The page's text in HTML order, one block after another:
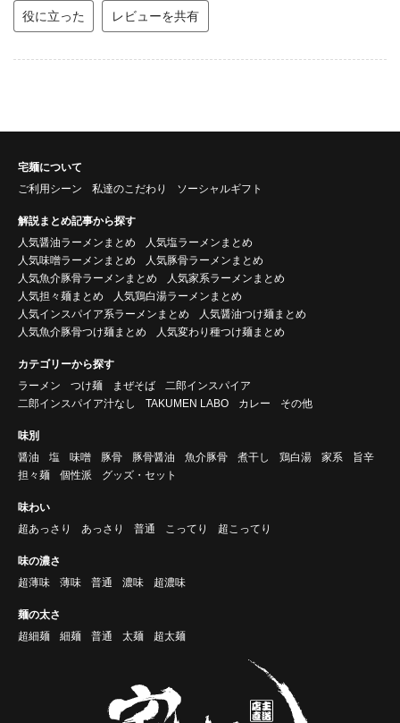
役に立った レビューを共有
宅麺について
ご利用シーン
私達のこだわり ソーシャルギフト
解説まとめ記事から探す
人気醤油ラーメンまとめ
人気塩ラーメンまとめ
人気味噌ラーメンまとめ
人気豚骨ラーメンまとめ
人気魚介豚骨ラーメンまとめ
人気家系ラーメンまとめ
人気担々麺まとめ
人気鶏白湯ラーメンまとめ
人気インスパイア系ラーメンまとめ
人気醤油つけ麺まとめ
人気魚介豚骨つけ麺まとめ
人気変わり種つけ麺まとめ
カテゴリーから探す
ラーメン
つけ麺 まぜそば
二郎インスパイア
二郎インスパイア汁なし
TAKUMEN LABO カレー その他
味別
醤油
塩 味噌 豚骨 豚骨醤油 魚介豚骨 煮干し 鶏白湯 家系
旨辛
担々麺
個性派 グッズ・セット
味わい
超あっさり
あっさり 普通 こってり 超こってり
味の濃さ
超薄味
薄味 普通 濃味 超濃味
麺の太さ
超細麺
細麺 普通 太麺 超太麺